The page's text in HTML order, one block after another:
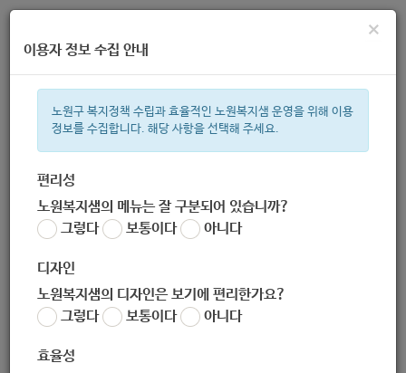
주간 인기검색어
한눈으로 보는 복지 정보
×
이용자 정보 수집 안내
노원구 복지정책 수립과 효율적인 노원복지샘 운영을 위해 이용
정보를 수집합니다. 해당 사항을 선택해 주세요.
편리성
노원복지샘의 메뉴는 잘 구분되어 있습니까?
그렇다
보통이다 아니다
디자인
노원복지샘의 디자인은 보기에 편리한가요?
그렇다
보통이다 아니다
효율성
2019년 보육사업안내